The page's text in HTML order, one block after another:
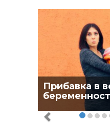
Прибавка в